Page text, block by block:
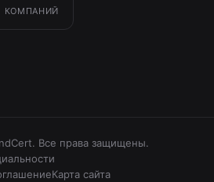
КОМПАНИЙ
Все права защищены.
Карта сайта